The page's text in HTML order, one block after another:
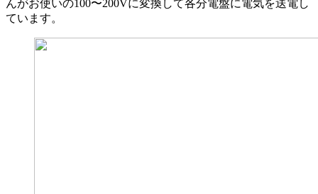
んがお使いの100〜200Vに変換して各分電盤に電気を送電し
ています。